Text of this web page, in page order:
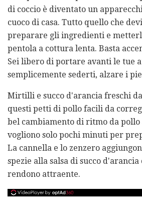
di coccio è diventato un
cuoco di casa. Tutto quello che
preparare gli ingredienti e
pentola a cottura lenta. Basta
Sei libero di portare avanti le tue
semplicemente sederti, alzare i
Mirtilli e succo d'arancia freschi
questi petti di pollo facili da
bel cambiamento di ritmo da pollo
vogliono solo pochi minuti per
La cannella e lo zenzero
spezie alla salsa di succo
rendono attraente.